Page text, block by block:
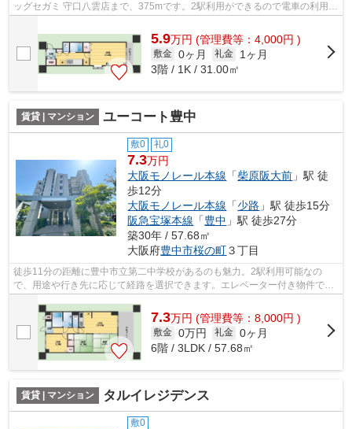
ッグセガミ 守口八雲店まで、375mです。2駅利用ができるので電車の利用に
5.9万円 (管理費等：4,000円 )
敷金 0ヶ月 礼金
1ヶ月
3階 / 1K / 31.00㎡
賃貸 | マンション ユーコート豊中
敷0 礼0
7.3万円
大阪モノレール本線 「柴原阪大前 」駅 徒
歩12分
大阪モノレール本線 「少路 」駅 徒歩15分
阪急宝塚本線 「豊中 」駅 徒歩27分
築30年 / 57.68㎡
大阪府豊中市桜の町３丁目
徒歩11分の距離に豊中市立第二中学校があるのも魅力。2駅利用可能なの
で、用途や行き先に応じて経路を選択できます。エレベーター付き物件で
7.3万円 (管理費等：8,000円 )
敷金 0万円 礼金 0ヶ月
6階 / 3LDK / 57.68㎡
賃貸 | マンション タルイレジデンス
敷0